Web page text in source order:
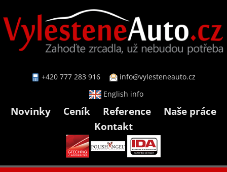
+420 777 283 916
info@vylesteneauto.cz
English info
Novinky Ceník Reference
Naše práce
Kontakt